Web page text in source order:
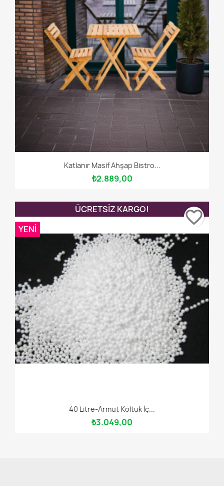
Katlanır Masif Ahşap Bistro...
₺2.889,00
40 Litre-Armut Koltuk İç...
₺3.049,00
ÜCRETSIZ KARGO!
YENI
favorite_border